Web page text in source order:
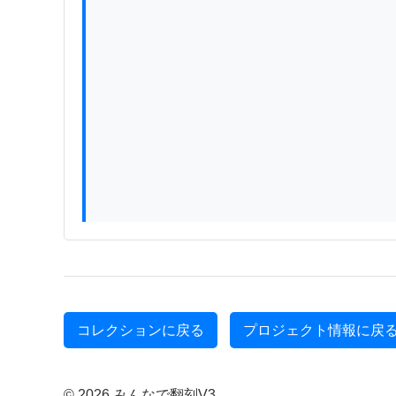
コレクションに戻る プロジェクト情報に戻